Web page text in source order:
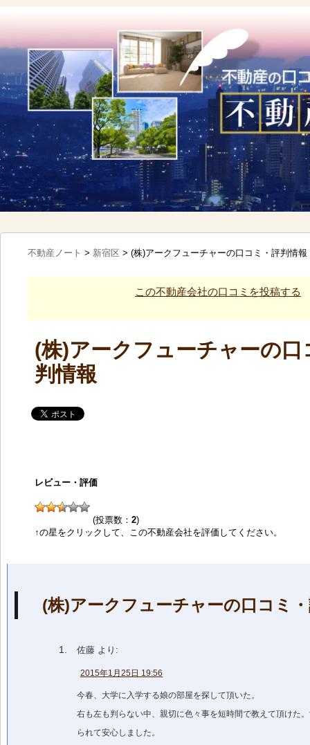
不動産ノート > 新宿区 > (株)アークフューチャーの口コミ・評判情報
この不動産会社の口コミを投稿する
(株)アークフューチャーの口
判情報
レビュー・評価
(投票数： 2)
↑の星をクリックして、この不動産会社を評価してください。
(株)アークフューチャーの口コミ
佐藤 より:
2015年1月25日 19:56
今春、大学に入学する娘の部屋を探して頂いた。
右も左も判らない中、親切に色々事を短時間で教えて頂けた
られて安心しました。